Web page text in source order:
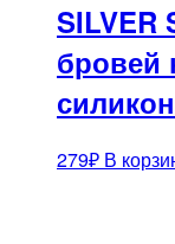
SILVER
бровей
279₽ В